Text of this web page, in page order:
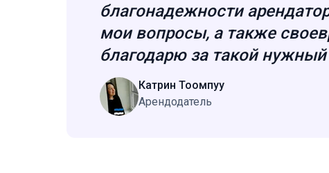
благонадежности
мои вопросы, а также
благодарю за такой нужный
Катрин Тоомпуу
Aрендодатель